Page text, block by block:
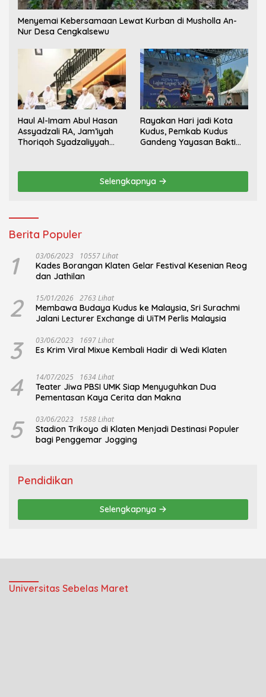
Menyemai Kebersamaan Lewat Kurban di Musholla An-
Nur Desa Cengkalsewu
Haul Al-Imam Abul Hasan
Assyadzali RA, Jam’iyah
Thoriqoh Syadzaliyyah
Rayakan Hari jadi Kota
Kudus, Pemkab Kudus
Gandeng Yayasan Bakti
Selengkapnya
Berita Populer
1 03/06/2023 10557 Lihat
Kades Borangan Klaten Gelar Festival Kesenian Reog
dan Jathilan
2 15/01/2026 2763 Lihat
Membawa Budaya Kudus ke Malaysia, Sri Surachmi
Jalani Lecturer Exchange di UiTM Perlis Malaysia
3 03/06/2023 1697 Lihat
Es Krim Viral Mixue Kembali Hadir di Wedi Klaten
4 14/07/2025 1634 Lihat
Teater Jiwa PBSI UMK Siap Menyuguhkan Dua
Pementasan Kaya Cerita dan Makna
5 03/06/2023 1588 Lihat
Stadion Trikoyo di Klaten Menjadi Destinasi Populer
bagi Penggemar Jogging
Pendidikan
Selengkapnya
Universitas Sebelas Maret